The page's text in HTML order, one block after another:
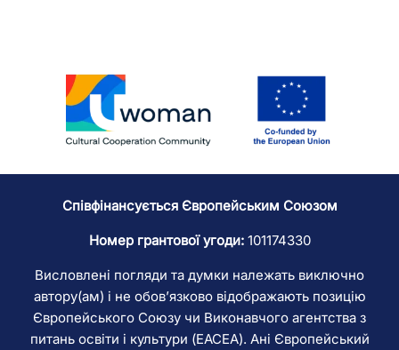
Співфінансується Європейським Союзом
Номер грантової угоди:101174330
Висловлені погляди та думки належать виключно
автору(ам) і не обов’язково відображають позицію
Європейського Союзу чи Виконавчого агентства з
питань освіти і культури (EACEA). Ані Європейський